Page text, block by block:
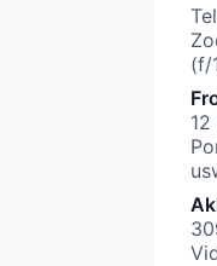
(f/